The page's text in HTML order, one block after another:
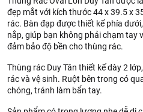
đẹp mắt với kích thước 44 x 39.5 x
rác. Bàn đạp được thiết kế phía
nắp, giúp bạn không phải chạm tay
đảm bảo độ bền cho thùng rác.
Thùng rác Duy Tân thiết kế dày 2
rác và vệ sinh. Ruột bên trong có
chóng, tránh làm bẩn tay.